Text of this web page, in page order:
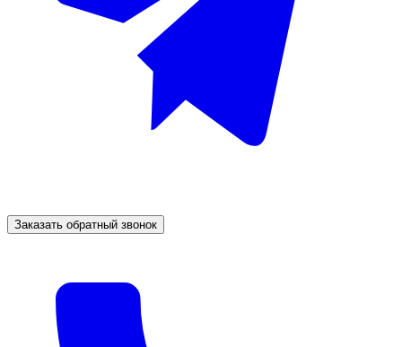
Заказать обратный звонок